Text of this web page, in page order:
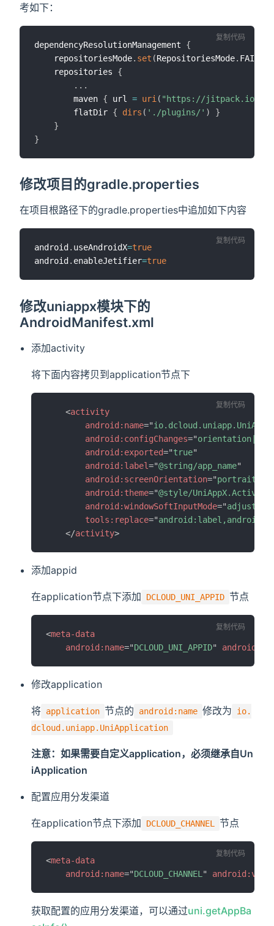
考如下：
dependencyResolutionManagement {
    repositoriesMode
. set (RepositoriesMode.
    repositories
{
...
        maven
{ url = uri ( "https://jitpack.io"
		flatDir
{ dirs ( './plugins/' )
}
}
}
复制代码
修改项目的gradle.properties
在项目根路径下的gradle.properties中追加如下内容
android . useAndroidX=true
android . enableJetifier=true
复制代码
修改uniappx模块下的
AndroidManifest.xml
添加activity
将下面内容拷贝到application节点下
<activity
android: name="
android: configChanges="
android: exported="true"
android: label="@string/app_name"
android: screenOrientation="portrait
android: theme="@style/
android:windowSoftInputMode="
tools: replace="
</activity>
复制代码
添加appid
在application节点下添加 DCLOUD_UNI_APPID 节点
<meta-data
android: name="DCLOUD_UNI_APPID" android:
复制代码
修改application
将 application 节点的 android:name 修改为
io.
dcloud.uniapp.UniApplication
注意：如果需要自定义application，必须继承自Un
iApplication
配置应用分发渠道
在application节点下添加 DCLOUD_CHANNEL 节点
<meta-data
android: name="DCLOUD_CHANNEL " android:
复制代码
获取配置的应用分发渠道，可以通过uni.getAppBa